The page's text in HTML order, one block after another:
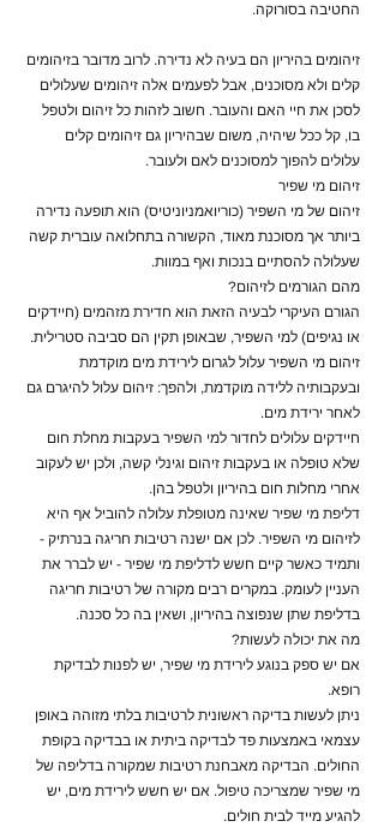
החטיבה בסורוקה.
זיהומים בהיריון הם בעיה לא נדירה. לרוב מדובר בזיהומים
קלים ולא מסוכנים, אבל לפעמים אלה זיהומים שעלולים
לסכן את חיי האם והעובר. חשוב לזהות כל זיהום ולטפל
בו, קל ככל שיהיה, משום שבהיריון גם זיהומים קלים
עלולים להפוך למסוכנים לאם ולעובר.
זיהום מי שפיר
זיהום של מי השפיר (כוריואמניוניטיס) הוא תופעה נדירה
ביותר אך מסוכנת מאוד, הקשורה בתחלואה עוברית קשה
שעלולה להסתיים בנכות ואף במוות.
מהם הגורמים לזיהום?
הגורם העיקרי לבעיה הזאת הוא חדירת מזהמים (חיידקים
או נגיפים) למי השפיר, שבאופן תקין הם סביבה סטרילית.
זיהום מי השפיר עלול לגרום לירידת מים מוקדמת
ובעקבותיה ללידה מוקדמת, ולהפך: זיהום עלול להיגרם גם
לאחר ירידת מים.
חיידקים עלולים לחדור למי השפיר בעקבות מחלת חום
שלא טופלה או בעקבות זיהום וגינלי קשה, ולכן יש לעקוב
אחרי מחלות חום בהיריון ולטפל בהן.
דליפת מי שפיר שאינה מטופלת עלולה להוביל אף היא
לזיהום מי השפיר. לכן אם ישנה רטיבות חריגה בנרתיק -
ותמיד כאשר קיים חשש לדליפת מי שפיר - יש לברר את
העניין לעומק. במקרים רבים מקורה של רטיבות חריגה
בדליפת שתן שנפוצה בהיריון, ושאין בה כל סכנה.
מה את יכולה לעשות?
אם יש ספק בנוגע לירידת מי שפיר, יש לפנות לבדיקת
רופא.
ניתן לעשות בדיקה ראשונית לרטיבות בלתי מזוהה באופן
עצמאי באמצעות פד לבדיקה ביתית או בבדיקה בקופת
החולים. הבדיקה מאבחנת רטיבות שמקורה בדליפה של
מי שפיר שמצריכה טיפול. אם יש חשש לירידת מים, יש
להגיע מייד לבית חולים.